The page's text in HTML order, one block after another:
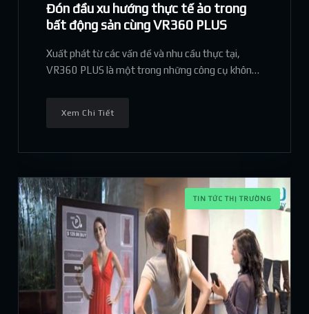
Đón đầu xu hướng thực tế ảo trong
bất động sản cùng VR360 PLUS
Xuất phát từ các vấn đề và nhu cầu thực tại,
VR360 PLUS là một trong những công cụ không
Xem Chi Tiết
TIN TỨC THỊ TRƯỜNG